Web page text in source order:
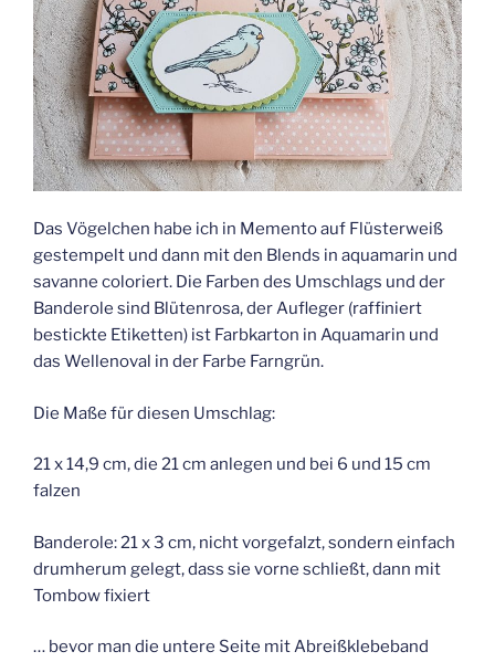
Das Vögelchen habe ich in Memento auf Flüsterweiß
gestempelt und dann mit den Blends in aquamarin und
savanne coloriert. Die Farben des Umschlags und der
Banderole sind Blütenrosa, der Aufleger (raffiniert
bestickte Etiketten) ist Farbkarton in Aquamarin und
das Wellenoval in der Farbe Farngrün.
Die Maße für diesen Umschlag:
21 x 14,9 cm, die 21 cm anlegen und bei 6 und 15 cm
falzen
Banderole: 21 x 3 cm, nicht vorgefalzt, sondern einfach
drumherum gelegt, dass sie vorne schließt, dann mit
Tombow fixiert
… bevor man die untere Seite mit Abreißklebeband